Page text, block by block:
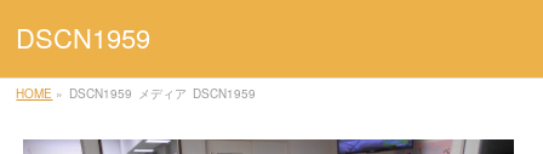
DSCN1959
HOME » DSCN1959 メディア DSCN1959